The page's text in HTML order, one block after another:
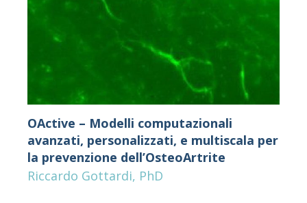
OActive – Modelli computazionali
avanzati, personalizzati, e multiscala per
la prevenzione dell’OsteoArtrite
Riccardo Gottardi, PhD